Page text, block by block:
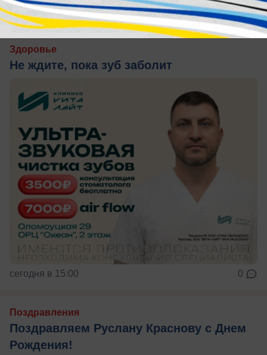
сегодня в 15:30 0
Здоровье
Не ждите, пока зуб заболит
сегодня в 15:00 0
Поздравления
Поздравляем Руслану Краснову с Днем
Рождения!